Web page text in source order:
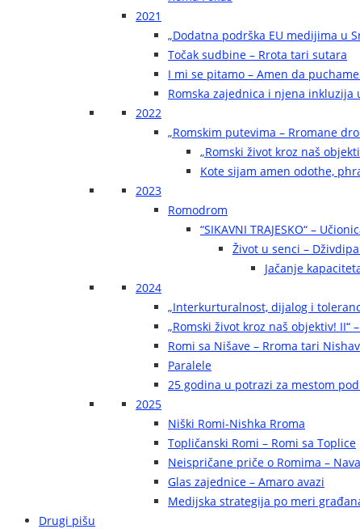
2021
„Dodatna podrška EU medijima u
Točak sudbine – Rrota tari sutara
I mi se pitamo – Amen da
Romska zajednica i njena inkluzija
2022
„Romskim putevima – Rromane
„Romski život kroz naš
Kote sijam amen odothe,
2023
Romodrom
“SIKAVNI TRAJESKO“ –
Život u senci –
Jačanje
2024
„Interkurturalnost, dijalog i
„Romski život kroz naš objektiv! II“
Romi sa Nišave – Rroma tari
Paralele
25 godina u potrazi za mestom
2025
Niški Romi-Nishka Rroma
Topličanski Romi – Romi sa Toplice
Neispričane priče o Romima –
Glas zajednice – Amaro avazi
Medijska strategija po meri
Drugi pišu